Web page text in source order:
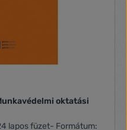
oktatási
lapos füzet- Formátum: